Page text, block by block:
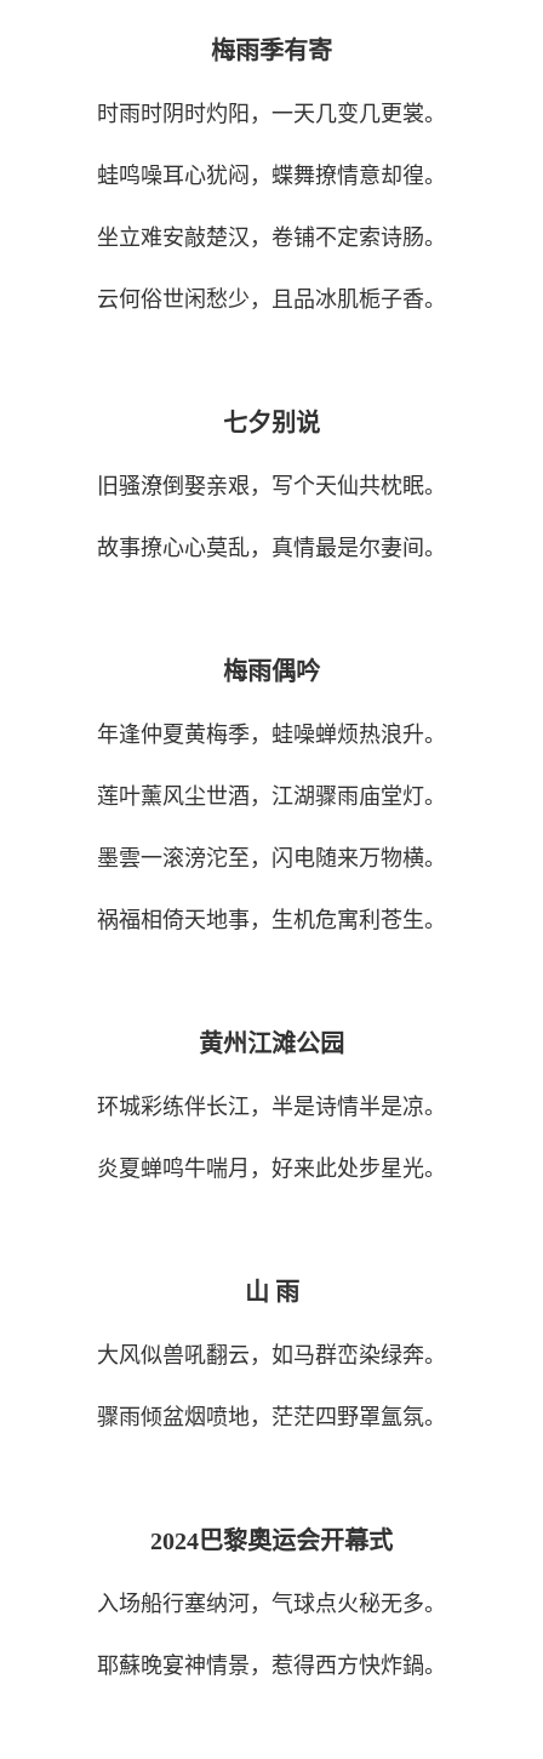
梅雨季有寄
时雨时阴时灼阳，一天几变几更裳。
蛙鸣噪耳心犹闷，蝶舞撩情意却徨。
坐立难安敲楚汉，卷铺不定索诗肠。
云何俗世闲愁少，且品冰肌栀子香。
七夕别说
旧骚潦倒娶亲艰，写个天仙共枕眠。
故事撩心心莫乱，真情最是尔妻间。
梅雨偶吟
年逢仲夏黄梅季，蛙噪蝉烦热浪升。
莲叶薰风尘世酒，江湖骤雨庙堂灯。
墨雲一滚滂沱至，闪电随来万物横。
祸福相倚天地事，生机危寓利苍生。
黄州江滩公园
环城彩练伴长江，半是诗情半是凉。
炎夏蝉鸣牛喘月，好来此处步星光。
山 雨
大风似兽吼翻云，如马群峦染绿奔。
骤雨倾盆烟喷地，茫茫四野罩氲氛。
2024巴黎奧运会开幕式
入场船行塞纳河，气球点火秘无多。
耶蘇晚宴神情景，惹得西方快炸鍋。